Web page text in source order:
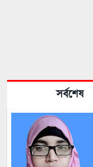
সর্বশেষ